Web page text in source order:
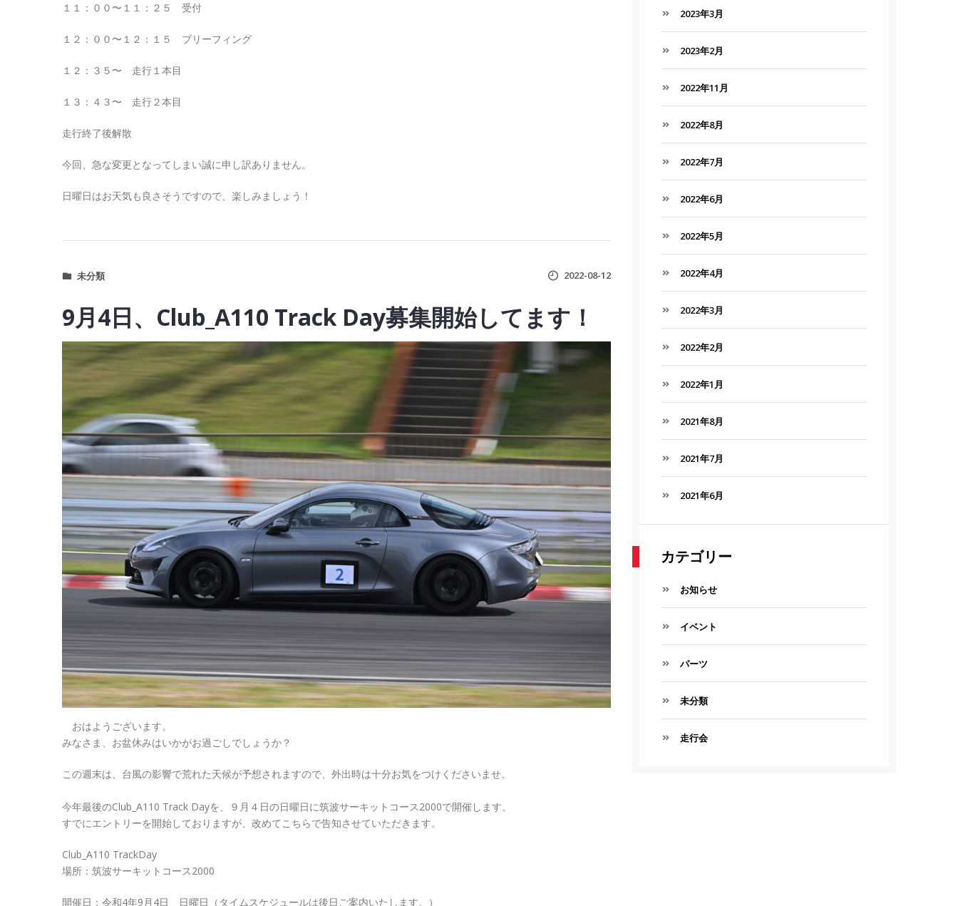
１１：００〜１１：２５ 受付
１２：００〜１２：１５ ブリーフィング
１２：３５〜 走行１本目
１３：４３〜 走行２本目
走行終了後解散
今回、急な変更となってしまい誠に申し訳ありません。
日曜日はお天気も良さそうですので、楽しみましょう！
未分類 2022-08-12
9月4日、Club_A110 Track Day募集開始してます！
おはようございます。
みなさま、お盆休みはいかがお過ごしでしょうか？
この週末は、台風の影響で荒れた天候が予想されますので、外出時は十分お気をつけくださいませ。
今年最後のClub_A110 Track Dayを、９月４日の日曜日に筑波サーキットコース2000で開催します。
すでにエントリーを開始しておりますが、改めてこちらで告知させていただきます。
Club_A110 TrackDay
場所：筑波サーキットコース2000
開催日：令和4年9月4日 日曜日（タイムスケジュールは後日ご案内いたします。）
2023年3月
2023年2月
2022年11月
2022年8月
2022年7月
2022年6月
2022年5月
2022年4月
2022年3月
2022年2月
2022年1月
2021年8月
2021年7月
2021年6月
カテゴリー
お知らせ
イベント
パーツ
未分類
走行会